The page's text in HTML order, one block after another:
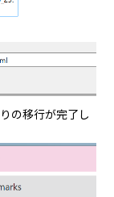
の移行が完了し